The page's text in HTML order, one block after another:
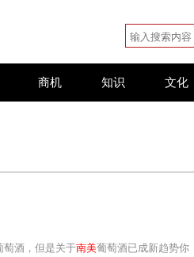
商机 知识 文化
萄酒，但是关于南美葡萄酒已成新趋势你